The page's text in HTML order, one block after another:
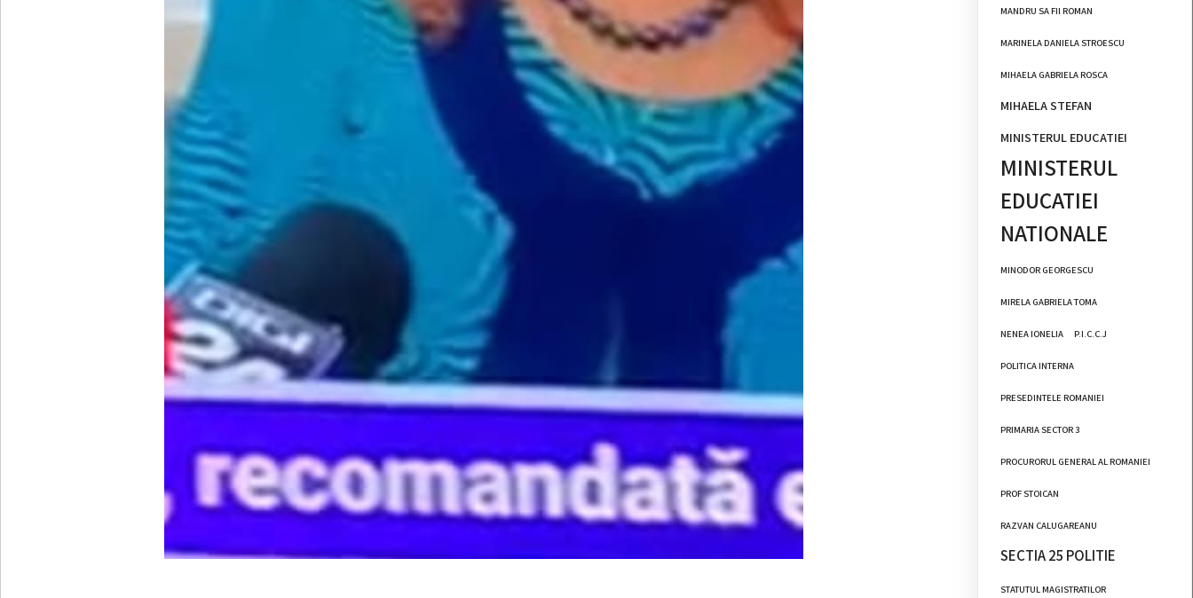
MANDRU SA FII ROMAN
MARINELA DANIELA STROESCU
MIHAELA GABRIELA ROSCA
MIHAELA STEFAN
MINISTERUL EDUCATIEI
MINISTERUL
EDUCATIEI
NATIONALE
MINODOR GEORGESCU
MIRELA GABRIELA TOMA
NENEA IONELIA P.I.C.C.J
POLITICA INTERNA
PRESEDINTELE ROMANIEI
PRIMARIA SECTOR 3
PROCURORUL GENERAL AL ROMANIEI
PROF STOICAN
RAZVAN CALUGAREANU
SECTIA 25 POLITIE
STATUTUL MAGISTRATILOR